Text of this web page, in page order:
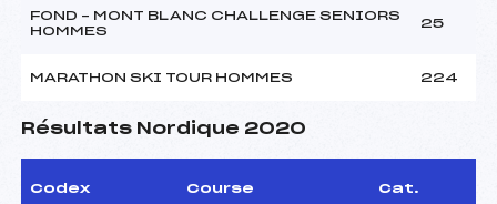
FOND – MONT BLANC CHALLENGE SENIORS
HOMMES
25
MARATHON SKI TOUR HOMMES 224
Résultats Nordique 2020
Codex Course Cat.